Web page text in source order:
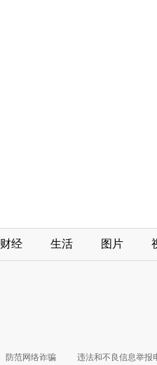
财经 生活 图片
防范网络诈骗 违法和不良信息举报